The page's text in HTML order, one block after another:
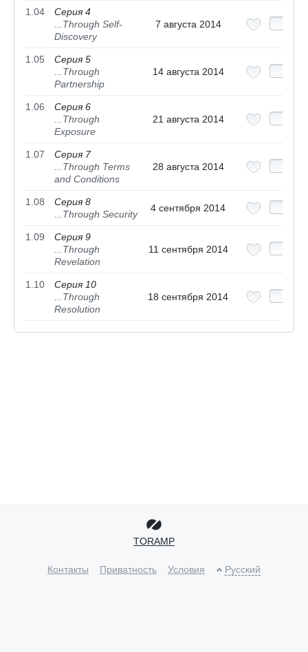
1.04
Серия 4
...Through Self-
Discovery
7 августа 2014
1.05
Серия 5
...Through
Partnership
14 августа 2014
1.06
Серия 6
...Through
Exposure
21 августа 2014
1.07
Серия 7
...Through Terms
and Conditions
28 августа 2014
1.08
Серия 8
...Through Security
4 сентября 2014
1.09
Серия 9
...Through
Revelation
11 сентября 2014
1.10
Серия 10
...Through
Resolution
18 сентября 2014
TORAMP
Контакты Приватность Условия Русский